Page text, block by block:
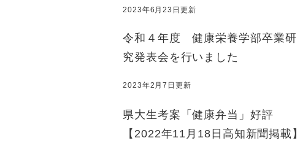
2023年6月23日更新
令和４年度 健康栄養学部卒業研
究発表会を行いました
2023年2月7日更新
県大生考案「健康弁当」好評
【2022年11月18日高知新聞掲載】